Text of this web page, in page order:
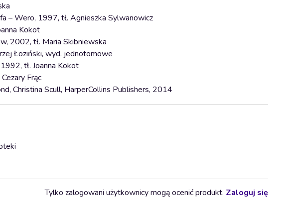
– Wero, 1997, tł. Agnieszka Sylwanowicz
Kokot
2002, tł. Maria Skibniewska
Łoziński, wyd. jednotomowe
tł. Joanna Kokot
Frąc
Christina Scull, HarperCollins Publishers, 2014
Tylko zalogowani użytkownicy mogą ocenić produkt. Zaloguj się